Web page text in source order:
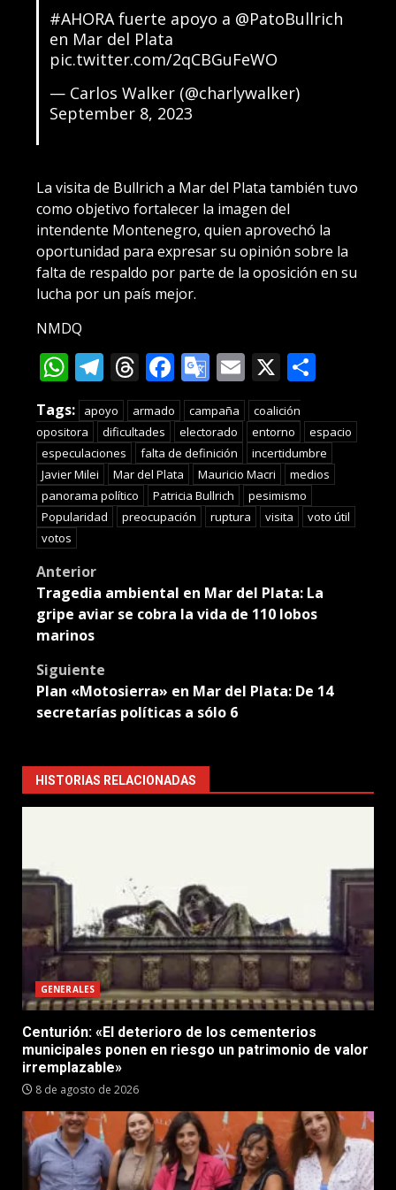
#AHORAfuerte apoyo a @PatoBullrich
en Mar del Plata
pic.twitter.com/2qCBGuFeWO
— Carlos Walker (@charlywalker)
September 8, 2023
La visita de Bullrich a Mar del Plata también tuvo
como objetivo fortalecer la imagen del
intendente Montenegro, quien aprovechó la
oportunidad para expresar su opinión sobre la
falta de respaldo por parte de la oposición en su
lucha por un país mejor.
NMDQ
WhatsApp
Telegram
Threads
Facebook
Google
Translate
Email
X
Tags: apoyo armado campaña
coalición
opositora
dificultades electorado entorno
espacio
especulaciones
falta de definición
incertidumbre
Javier Milei
Mar del Plata Mauricio Macri
medios
panorama político
Patricia Bullrich
pesimismo
Popularidad
preocupación ruptura visita
voto útil
votos
Post
navigation
Anterior
Tragedia ambiental en Mar del Plata: La
gripe aviar se cobra la vida de 110 lobos
marinos
Siguiente
Plan «Motosierra» en Mar del Plata: De 14
secretarías políticas a sólo 6
HISTORIAS RELACIONADAS
GENERALES
Centurión: «El deterioro de los cementerios
municipales ponen en riesgo un patrimonio de valor
irremplazable»
8 de agosto de 2026